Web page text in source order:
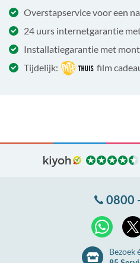
Overstapservice voor een
24 uurs internetgarantie
Installatiegarantie met
Tijdelijk:
film
0800
WhatsApp
Bezoek